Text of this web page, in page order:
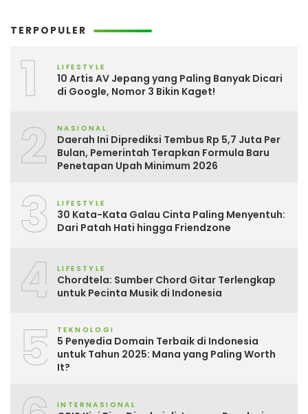
TERPOPULER
1 LIFESTYLE
10 Artis AV Jepang yang Paling Banyak Dicari
di Google, Nomor 3 Bikin Kaget!
2 NASIONAL
Daerah Ini Diprediksi Tembus Rp 5,7 Juta Per
Bulan, Pemerintah Terapkan Formula Baru
Penetapan Upah Minimum 2026
3 LIFESTYLE
30 Kata-Kata Galau Cinta Paling Menyentuh:
Dari Patah Hati hingga Friendzone
4 LIFESTYLE
Chordtela: Sumber Chord Gitar Terlengkap
untuk Pecinta Musik di Indonesia
5 TEKNOLOGI
5 Penyedia Domain Terbaik di Indonesia
untuk Tahun 2025: Mana yang Paling Worth
It?
INTERNASIONAL